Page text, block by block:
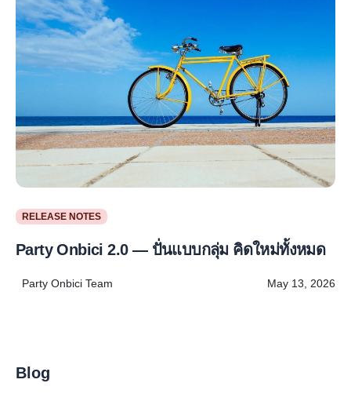
RELEASE NOTES
Party Onbici 2.0 — ปั่นแบบกลุ่ม คิดใหม่ทั้งหมด
Party Onbici Team May 13, 2026
Blog